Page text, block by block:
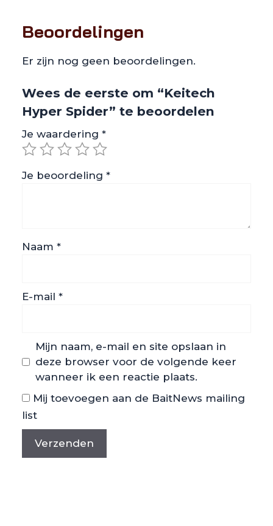
Beoordelingen
Er zijn nog geen beoordelingen.
Wees de eerste om “Keitech
Hyper Spider” te beoordelen
Je waardering *
Je beoordeling *
Naam *
E-mail *
Mijn naam, e-mail en site opslaan in
deze browser voor de volgende keer
wanneer ik een reactie plaats.
Mij toevoegen aan de BaitNews mailing
list